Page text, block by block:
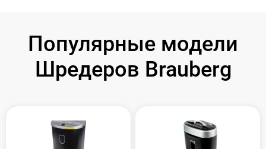
Популярные модели
Шредеров Brauberg